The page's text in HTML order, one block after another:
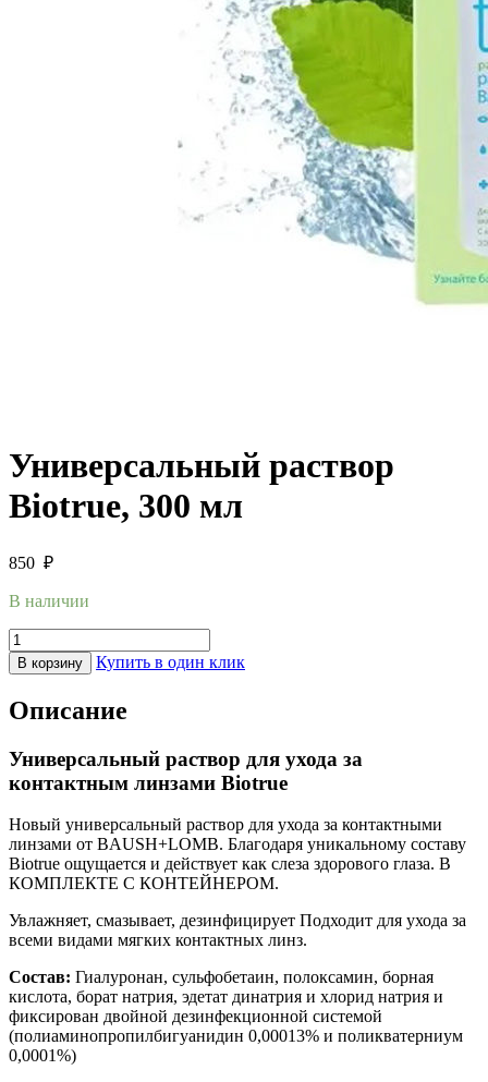
Универсальный раствор
Biotrue, 300 мл
850 ₽
В наличии
В корзину Купить в один клик
Описание
Универсальный раствор для ухода за
контактным линзами Biotrue
Новый универсальный раствор для ухода за контактными
линзами от BAUSH+LOMB. Благодаря уникальному составу
Biotrue ощущается и действует как слеза здорового глаза. В
КОМПЛЕКТЕ С КОНТЕЙНЕРОМ.
Увлажняет, смазывает, дезинфицирует Подходит для ухода за
всеми видами мягких контактных линз.
Состав: Гиалуронан, сульфобетаин, полоксамин, борная
кислота, борат натрия, эдетат динатрия и хлорид натрия и
фиксирован двойной дезинфекционной системой
(полиаминопропилбигуанидин 0,00013% и поликватерниум
0,0001%)